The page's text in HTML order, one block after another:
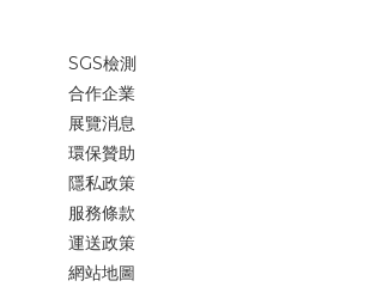
SGS檢測
合作企業
展覽消息
環保贊助
隱私政策
服務條款
運送政策
網站地圖